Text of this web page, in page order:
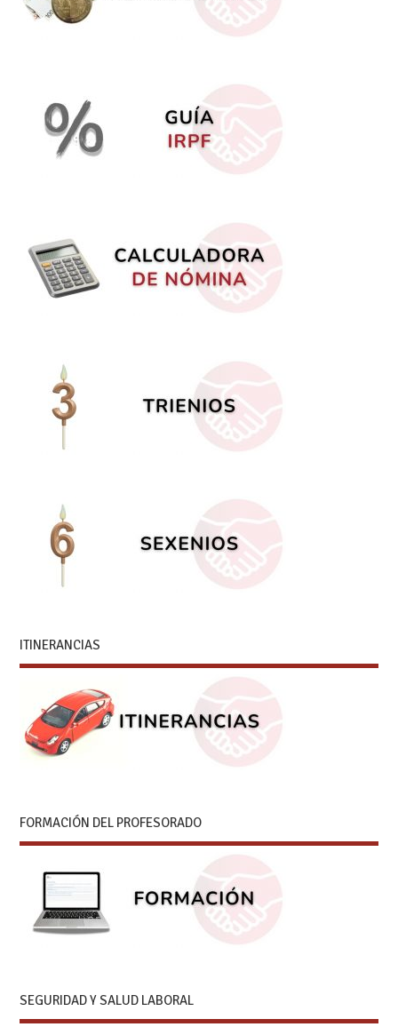
ITINERANCIAS
FORMACIÓN DEL PROFESORADO
SEGURIDAD Y SALUD LABORAL